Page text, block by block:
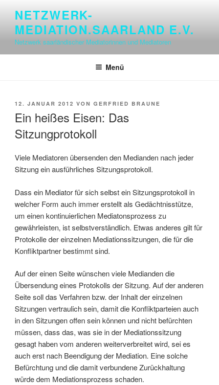
springen
NETZWERK-
MEDIATION.SAARLAND E.V.
Netzwerk saarländischer Mediatorinnen und Mediatoren
Menü
VERÖFFENTLICHT
12. JANUAR 2012 VON GERFRIED BRAUNE
Ein heißes Eisen: Das
Sitzungprotokoll
Viele Mediatoren übersenden den Medianden nach jeder
Sitzung ein ausführliches Sitzungsprotokoll.
Dass ein Mediator für sich selbst ein Sitzungsprotokoll in
welcher Form auch immer erstellt als Gedächtnisstütze,
um einen kontinuierlichen Mediatonsprozess zu
gewährleisten, ist selbstverständlich. Etwas anderes gilt für
Protokolle der einzelnen Mediationssitzungen, die für die
Konfliktpartner bestimmt sind.
Auf der einen Seite wünschen viele Medianden die
Übersendung eines Protokolls der Sitzung. Auf der anderen
Seite soll das Verfahren bzw. der Inhalt der einzelnen
Sitzungen vertraulich sein, damit die Konfliktparteien auch
in den Sitzungen offen sein können und nicht befürchten
müssen, dass das, was sie in der Mediationssitzung
gesagt haben vom anderen weiterverbreitet wird, sei es
auch erst nach Beendigung der Mediation. Eine solche
Befürchtung und die damit verbundene Zurückhaltung
würde dem Mediationsprozess schaden.